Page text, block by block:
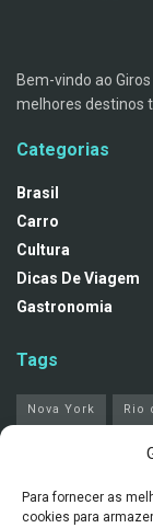
Para fornecer as
cookies para
Bem-vindo ao
melhores destinos
Categorias
Brasil
Carro
Cultura
Dicas De Viagem
Gastronomia
Tags
Nova York Rio
Notícias